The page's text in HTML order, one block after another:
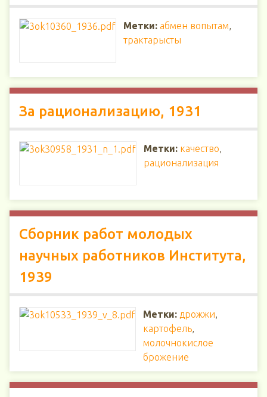
Метки: абмен вопытам,
трактарысты
За рационализацию, 1931
Метки: качество,
рационализация
Сборник работ молодых
научных работников Института,
1939
Метки: дрожжи,
картофель,
молочнокислое
брожение